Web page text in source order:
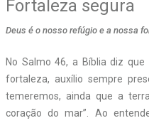
Fortaleza segura
Deus é o nosso refúgio e a nossa
No Salmo 46, a Bíblia diz
fortaleza, auxílio sempre
temeremos, ainda que a
coração do mar”. Ao